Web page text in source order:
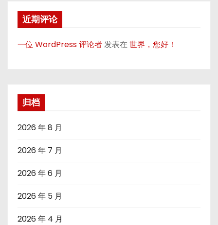
近期评论
一位 WordPress 评论者发表在世界，您好！
归档
2026 年 8 月
2026 年 7 月
2026 年 6 月
2026 年 5 月
2026 年 4 月